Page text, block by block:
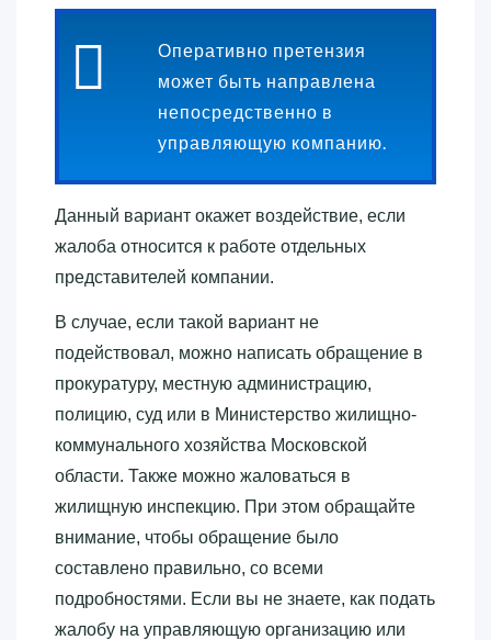
Оперативно претензия
может быть направлена
непосредственно в
управляющую компанию.
Данный вариант окажет воздействие, если
жалоба относится к работе отдельных
представителей компании.
В случае, если такой вариант не
подействовал, можно написать обращение в
прокуратуру, местную администрацию,
полицию, суд или в Министерство жилищно-
коммунального хозяйства Московской
области. Также можно жаловаться в
жилищную инспекцию. При этом обращайте
внимание, чтобы обращение было
составлено правильно, со всеми
подробностями. Если вы не знаете, как подать
жалобу на управляющую организацию или